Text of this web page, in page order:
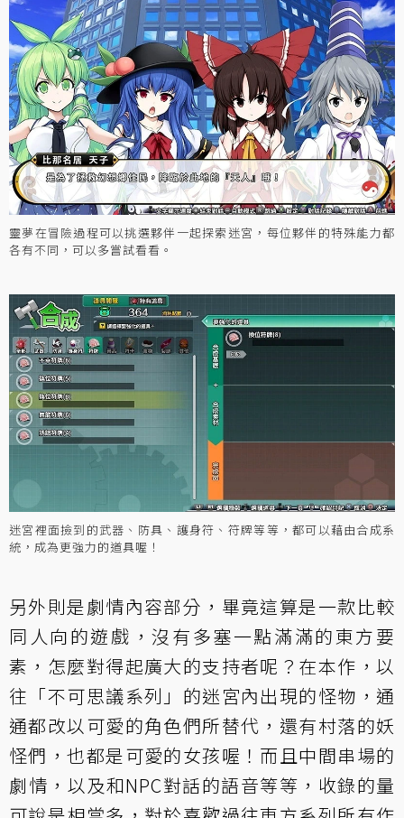
靈夢在冒險過程可以挑選夥伴一起探索迷宮，每位夥伴的特殊能力都
各有不同，可以多嘗試看看。
迷宮裡面撿到的武器、防具、護身符、符牌等等，都可以藉由合成系
統，成為更強力的道具喔！
另外則是劇情內容部分，畢竟這算是一款比較
同人向的遊戲，沒有多塞一點滿滿的東方要
素，怎麼對得起廣大的支持者呢？在本作，以
往「不可思議系列」的迷宮內出現的怪物，通
通都改以可愛的角色們所替代，還有村落的妖
怪們，也都是可愛的女孩喔！而且中間串場的
劇情，以及和NPC對話的語音等等，收錄的量